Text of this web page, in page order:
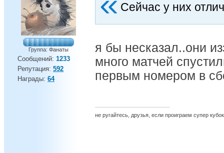
Группа: Фанаты
Сообщений: 1233
Репутация: 592
Награды: 64
Сейчас у них
я бы несказал..они
много матчей
первым номером в
не ругайтесь, друзья, если проиграем супер